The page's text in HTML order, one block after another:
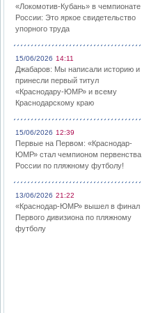
«Локомотив-Кубань» в чемпионате
России: Это яркое свидетельство
упорного труда
15/06/2026 14:11
Джабаров: Мы написали историю и
принесли первый титул
«Краснодару-ЮМР» и всему
Краснодарскому краю
15/06/2026 12:39
Первые на Первом: «Краснодар-
ЮМР» стал чемпионом первенства
России по пляжному футболу!
13/06/2026 21:22
«Краснодар-ЮМР» вышел в финал
Первого дивизиона по пляжному
футболу